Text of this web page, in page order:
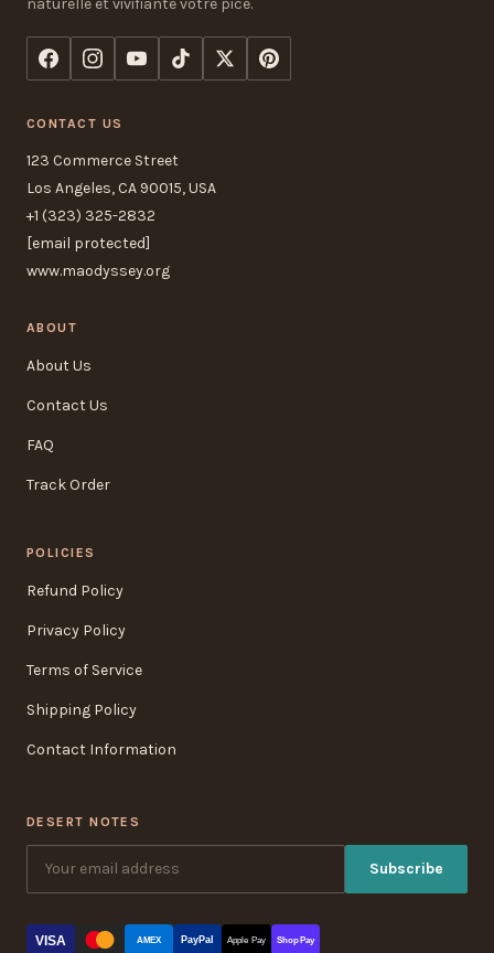
naturelle et vivifiante votre pice.
CONTACT US
123 Commerce Street
Los Angeles, CA 90015, USA
+1 (323) 325-2832
[email protected]
www.maodyssey.org
ABOUT
About Us
Contact Us
FAQ
Track Order
POLICIES
Refund Policy
Privacy Policy
Terms of Service
Shipping Policy
Contact Information
DESERT NOTES
Subscribe
VISA AMEX PayPal Apple Pay Shop Pay